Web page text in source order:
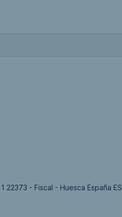
22373 - Fiscal - Huesca España ES